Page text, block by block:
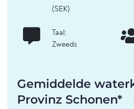
(SEK)
Taal:
Zweeds
Gemiddelde
Provinz Schonen*